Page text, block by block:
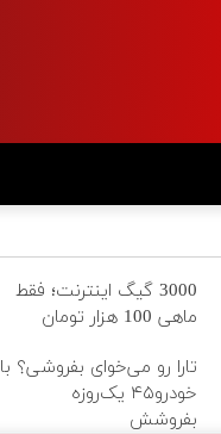
3000 گیگ اینترنت؛ فقط
ماهی 100 هزار تومان
تارا رو می‌خوای بفروشی؟ با
خودرو۴۵ یک‌روزه
بفروشش